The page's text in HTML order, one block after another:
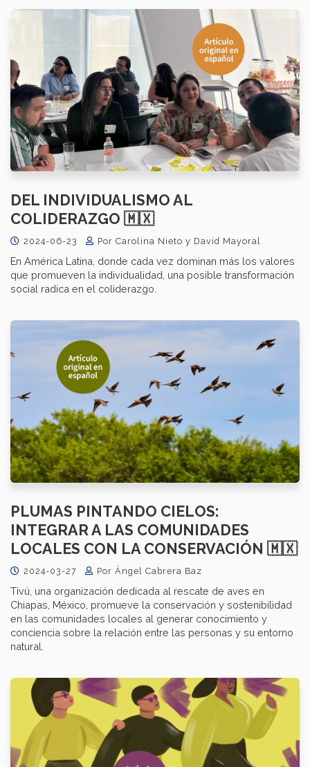
DEL INDIVIDUALISMO AL
COLIDERAZGO 🇲🇽
2024-06-23 Por Carolina Nieto y David Mayoral
En América Latina, donde cada vez dominan más los valores
que promueven la individualidad, una posible transformación
social radica en el coliderazgo.
PLUMAS PINTANDO CIELOS:
INTEGRAR A LAS COMUNIDADES
LOCALES CON LA CONSERVACIÓN 🇲🇽
2024-03-27 Por Ángel Cabrera Baz
Tivú, una organización dedicada al rescate de aves en
Chiapas, México, promueve la conservación y sostenibilidad
en las comunidades locales al generar conocimiento y
conciencia sobre la relación entre las personas y su entorno
natural.